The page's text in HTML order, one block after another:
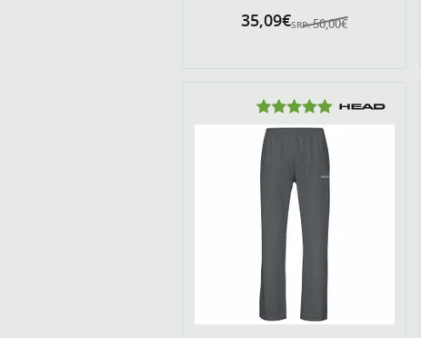
SRP: 50,00€
35,09€